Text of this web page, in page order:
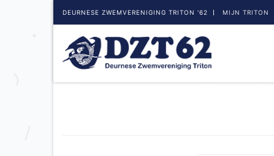
DEURNESE ZWEMVERENIGING TRITON '62 MIJN TRITON